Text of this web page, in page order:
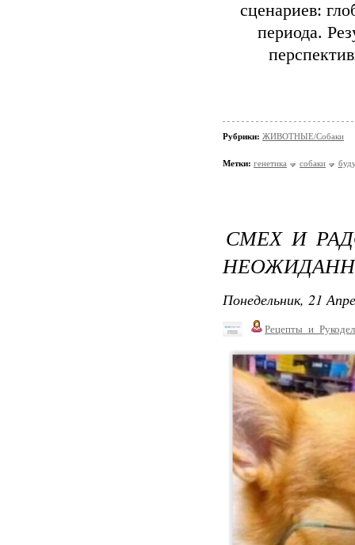
сценариев:
периода.
Рубрики: ЖИВОТНЫЕ/Собаки
Метки: генетика собаки
СМЕХ И
Понедельник, 21